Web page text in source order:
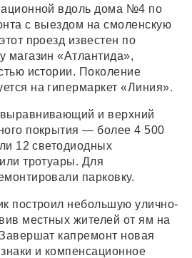
вдоль дома №4 по
с выездом на смоленскую
проезд известен по
магазин «Атлантида»,
истории. Поколение
на гипермаркет «Линия».
и верхний
покрытия — более 4 500
12 светодиодных
тротуары. Для
парковку.
построил небольшую улично-
местных жителей от ям на
капремонт новая
и компенсационное